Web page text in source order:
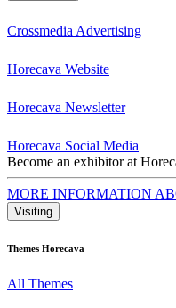
Crossmedia Advertising
Horecava Website
Horecava Newsletter
Horecava Social Media
Become an exhibitor at
MORE INFORMATION
Visiting
Themes Horecava
All Themes